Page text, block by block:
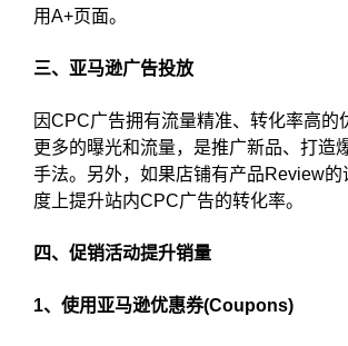
用A+页面。
三、亚马逊广告投放
因CPC广告拥有流量精准、转化率高的
更多的曝光和流量，是推广新品、打造
手法。另外，如果店铺有产品Review的
度上提升站内CPC广告的转化率。
四、促销活动提升销量
1、使用亚马逊优惠券(Coupons)